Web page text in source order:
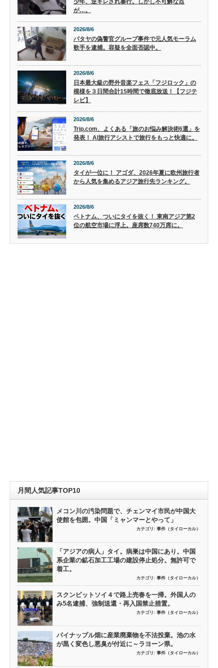
が…。
2026/8/6
パタヤの偽警官グループ事件で元人気モーラム
歌手を逮捕。容疑を全面否認中。
2026/8/6
日本最大級の野外音楽フェス「フジロック」の
模様を３日間合計15時間で徹底放送！【フジテ
レビ】
2026/8/6
Trip.com、よくある「旅のお悩み解決術6選」を
発表！ AI旅行アシストで旅行をもっと快適に。
2026/8/6
タイが一位に！ アゴダ、2026年夏に欧州旅行者
から人気を集めるアジア旅行先ランキング。
2026/8/6
ベトナム、ついにタイを抜く！ 東南アジア第2
位の航空市場に浮上。座席数740万席に。
月間人気記事TOP10
メコン川の汚染問題で、チェンマイ市民が中国大
使館を包囲。中国「ミャンマーとやって」
カテゴリ: 事件（タイローカル）
「アジアの病人」タイ。病巣は中国にあり。中国
系企業の鉱石加工工場の建設停止処分。無許可で
着工。
カテゴリ: 事件（タイローカル）
スクンビットソイ４で路上売春を一掃。外国人の
み5名逮捕、強制送還・再入国禁止措置。
カテゴリ: 事件（タイローカル）
パイナップル畑に産業廃棄物を不法投棄。池の水
が黒く変色し悪臭が付近に～ラヨーン県。
カテゴリ: 事件（タイローカル）